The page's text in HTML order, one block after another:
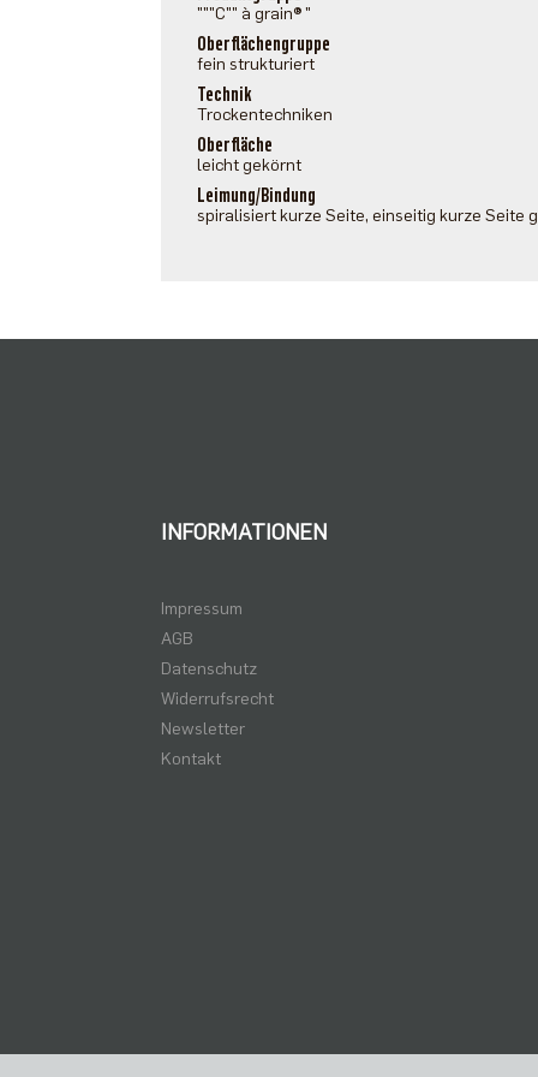
"""C"" à grain® "
Oberflächengruppe
fein strukturiert
Technik
Trockentechniken
Oberfläche
leicht gekörnt
Leimung/Bindung
spiralisiert kurze Seite, einseitig kurze Seite
INFORMATIONEN
Impressum
AGB
Datenschutz
Widerrufsrecht
Newsletter
Kontakt